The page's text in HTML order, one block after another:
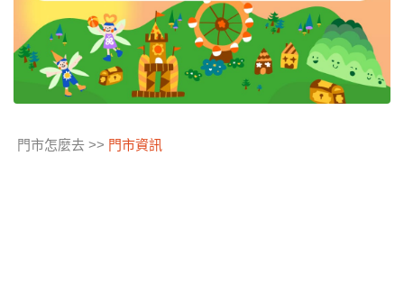
門市怎麼去 >> 門市資訊